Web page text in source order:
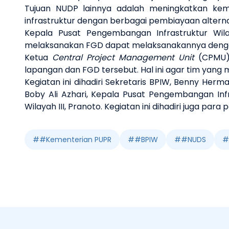
Tujuan NUDP lainnya adalah meningkatkan
infrastruktur dengan berbagai pembiayaan
Kepala Pusat Pengembangan Infrastruktur
melaksanakan FGD dapat melaksanakannya
Ketua Central Project Management Unit
lapangan dan FGD tersebut. Hal ini agar tim
Kegiatan ini dihadiri Sekretaris BPIW, Benny
Boby Ali Azhari, Kepala Pusat Pengembangan
Wilayah III, Pranoto. Kegiatan ini dihadiri juga
##Kementerian PUPR ##BPIW ##NUDS #